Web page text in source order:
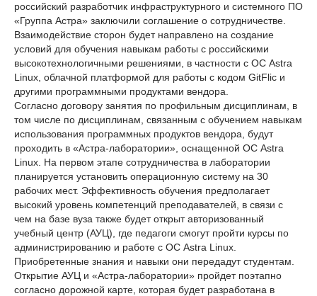
российский разработчик инфраструктурного и системного ПО
«Группа Астра» заключили соглашение о сотрудничестве.
Взаимодействие сторон будет направлено на создание
условий для обучения навыкам работы с российскими
высокотехнологичными решениями, в частности с ОС Astra
Linux, облачной платформой для работы с кодом GitFlic и
другими программными продуктами вендора.
Согласно договору занятия по профильным дисциплинам, в
том числе по дисциплинам, связанным с обучением навыкам
использования программных продуктов вендора, будут
проходить в «Астра-лаборатории», оснащенной ОС Astra
Linux. На первом этапе сотрудничества в лаборатории
планируется установить операционную систему на 30
рабочих мест. Эффективность обучения предполагает
высокий уровень компетенций преподавателей, в связи с
чем на базе вуза также будет открыт авторизованный
учебный центр (АУЦ), где педагоги смогут пройти курсы по
администрированию и работе с ОС Astra Linux.
Приобретенные знания и навыки они передадут студентам.
Открытие АУЦ и «Астра-лаборатории» пройдет поэтапно
согласно дорожной карте, которая будет разработана в